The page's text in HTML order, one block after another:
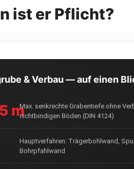
ist er Pflicht?
& Verbau — auf einen
mMax. senkrechte Grabentiefe ohne
nichtbindigen Böden (DIN 4124)
Hauptverfahren: Trägerbohlwand,
Bohrpfahlwand